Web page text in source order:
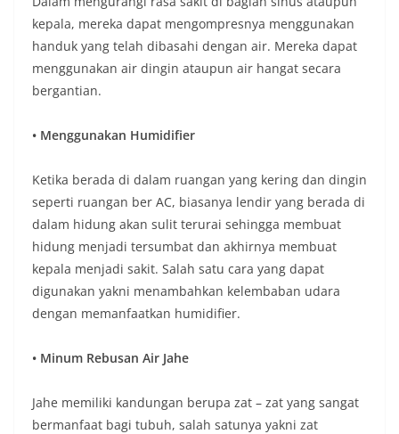
kepala, mereka dapat mengompresnya menggunakan
handuk yang telah dibasahi dengan air. Mereka dapat
menggunakan air dingin ataupun air hangat secara
bergantian.
• Menggunakan Humidifier
Ketika berada di dalam ruangan yang kering dan dingin
seperti ruangan ber AC, biasanya lendir yang berada di
dalam hidung akan sulit terurai sehingga membuat
hidung menjadi tersumbat dan akhirnya membuat
kepala menjadi sakit. Salah satu cara yang dapat
digunakan yakni menambahkan kelembaban udara
dengan memanfaatkan humidifier.
• Minum Rebusan Air Jahe
Jahe memiliki kandungan berupa zat – zat yang sangat
bermanfaat bagi tubuh, salah satunya yakni zat